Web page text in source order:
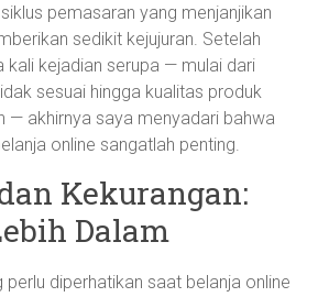
pemasaran yang menjanjikan
sedikit kejujuran. Setelah
kali kejadian serupa — mulai dari
sesuai hingga kualitas produk
— akhirnya saya menyadari bahwa
online sangatlah penting.
Kekurangan:
Dalam
perlu diperhatikan saat belanja online